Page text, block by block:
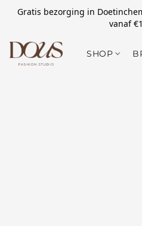
Gratis bezorging in
vanaf
SHOP